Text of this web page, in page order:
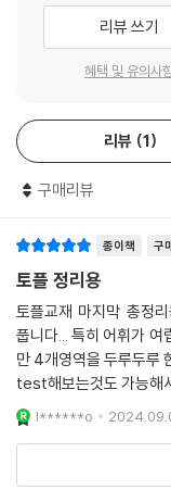
리뷰 쓰기
혜택 및 유의사
리뷰 1
구매리뷰
종이책 구
토플 정리용
토플교재 마지막 총정
풉니다... 특히 어휘가
만 4개영역을 두루두
test해보는것도 가능해
l******o